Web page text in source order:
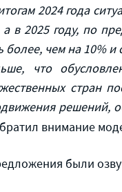
2024года
в 2025 году, по
более, чем на 10% и
что
стран
решений,
внимание
были